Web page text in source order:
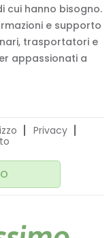
cui hanno bisogno.
e supporto
trasportatori e
appassionati a
Privacy